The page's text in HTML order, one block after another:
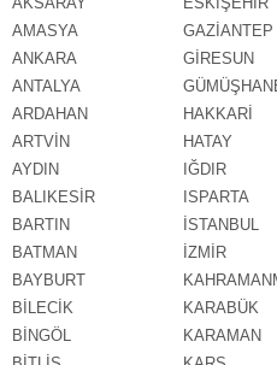
AMASYA
ANKARA
ANTALYA
ARDAHAN
ARTVİN
AYDIN
BALIKESİR
BARTIN
BATMAN
BAYBURT
BİLECİK
BİNGÖL
GAZİANTEP
GİRESUN
HAKKARİ
HATAY
IĞDIR
ISPARTA
İSTANBUL
İZMİR
KARABÜK
KARAMAN